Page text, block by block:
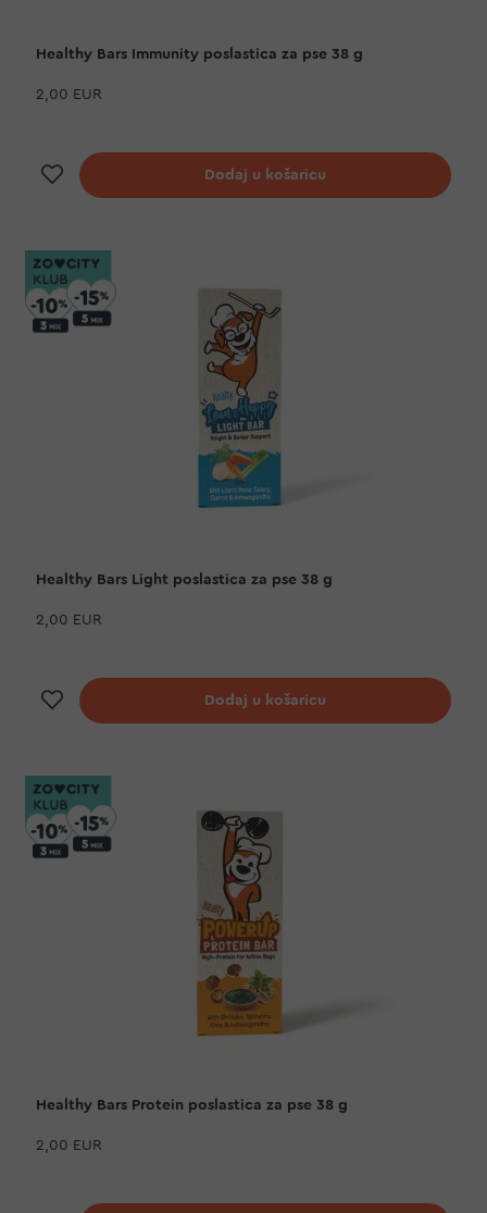
Healthy Bars Immunity poslastica za pse 38 g
2,00 EUR
Dodaj na listu želja
Dodaj u košaricu
Healthy Bars Light poslastica za pse 38 g
2,00 EUR
Dodaj na listu želja
Dodaj u košaricu
Healthy Bars Protein poslastica za pse 38 g
2,00 EUR